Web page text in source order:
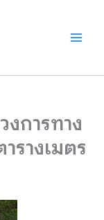
การทาง
รางเมตร